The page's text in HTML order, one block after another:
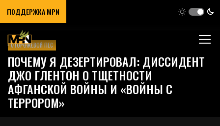
ПОДДЕРЖКА MPN
СТОРОЖЕВОЙ ПЕС
ПОЧЕМУ Я ДЕЗЕРТИРОВАЛ: ДИССИДЕНТ
ДЖО ГЛЕНТОН О ТЩЕТНОСТИ
АФГАНСКОЙ ВОЙНЫ И «ВОЙНЫ С
ТЕРРОРОМ»